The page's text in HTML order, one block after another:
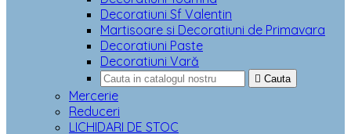
Decoratiuni Sf Valentin
Martisoare si Decoratiuni de Primavara
Decoratiuni Paste
Decoratiuni Vară
 Cauta
Mercerie
Reduceri
LICHIDARI DE STOC